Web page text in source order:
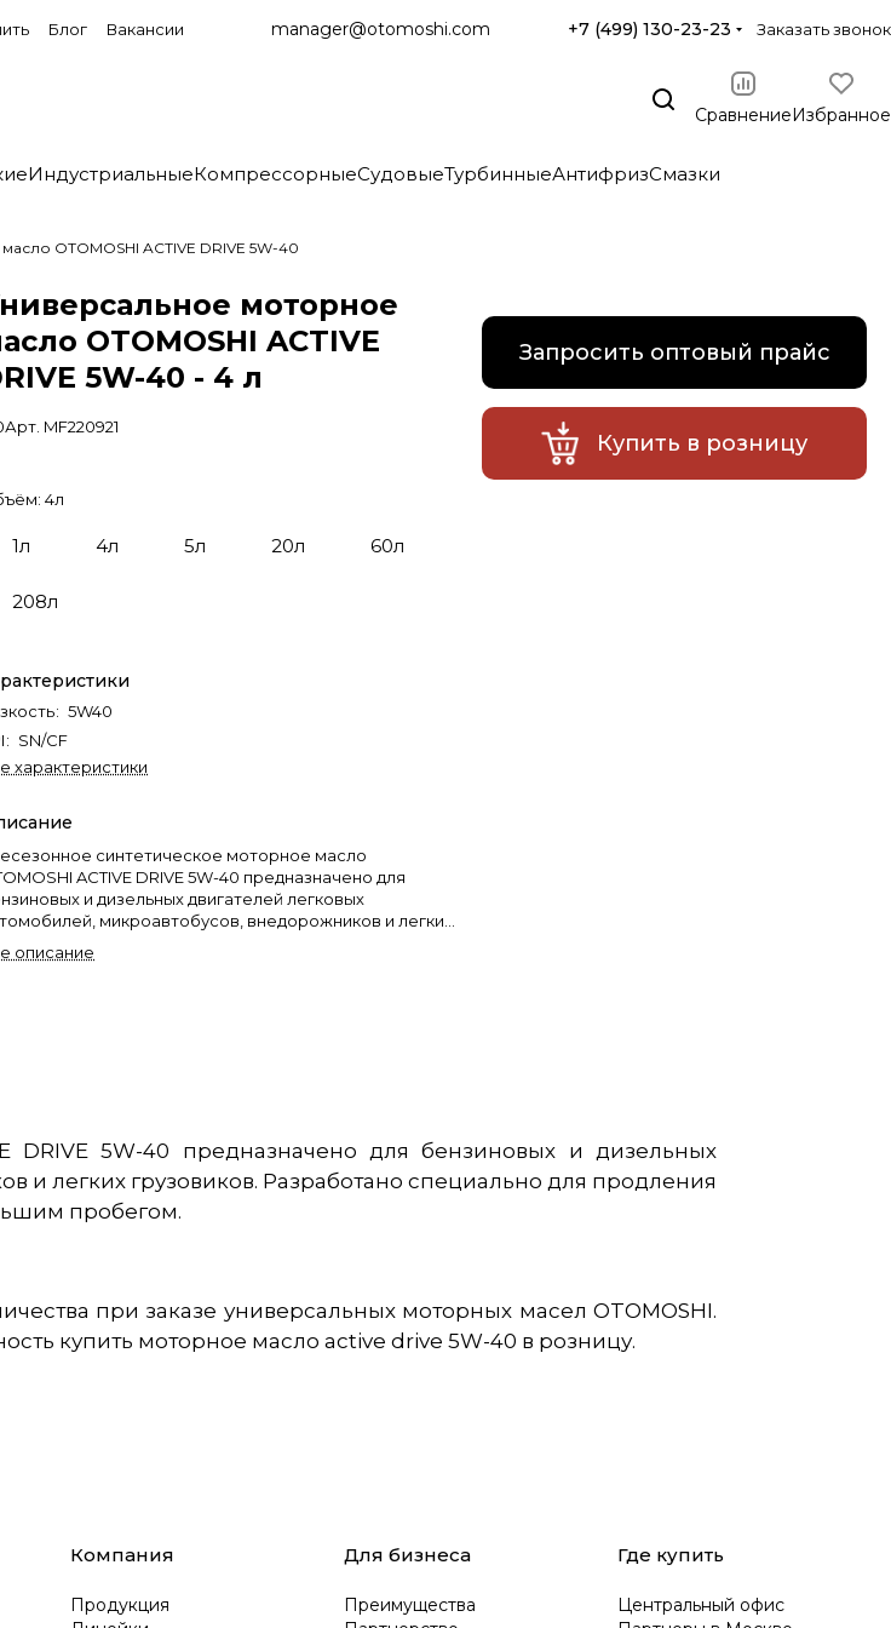
Блог Вакансии manager@otomoshi.com +7 (499) 130-23-23 Заказать звонок
СравнениеИзбранное
ИндустриальныеКомпрессорныеСудовыеТурбинныеАнтифризСмазки
OTOMOSHI ACTIVE DRIVE 5W-40
моторное
OTOMOSHI ACTIVE
5W-40 - 4 л
Арт. MF220921
4л
1л 4л 5л 20л 60л
208л
: 5W40
: SN/CF
характеристики
синтетическое моторное масло
ACTIVE DRIVE 5W-40 предназначено для
и дизельных двигателей легковых
микроавтобусов, внедорожников и легких
описание
Запросить оптовый прайс
Купить в розницу
DRIVE 5W-40 предназначено для бензиновых и дизельных
и легких грузовиков. Разработано специально для продления
пробегом.
при заказе универсальных моторных масел OTOMOSHI.
купить моторное масло active drive 5W-40 в розницу.
Компания
Продукция
Для бизнеса
Преимущества
Где купить
Центральный офис